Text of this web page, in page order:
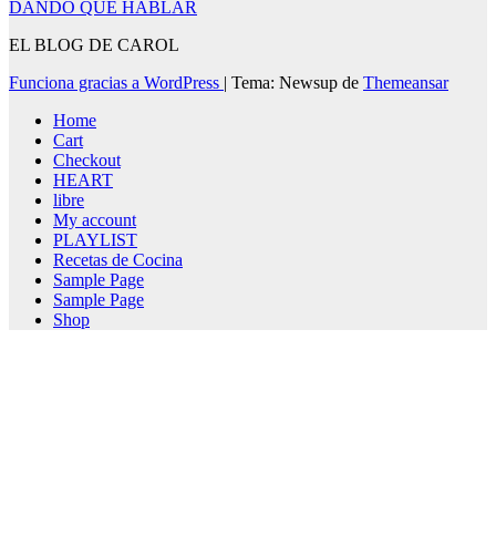
DANDO QUE HABLAR
EL BLOG DE CAROL
Funciona gracias a WordPress | Tema: Newsup de Themeansar
Home
Cart
Checkout
HEART
libre
My account
PLAYLIST
Recetas de Cocina
Sample Page
Sample Page
Shop